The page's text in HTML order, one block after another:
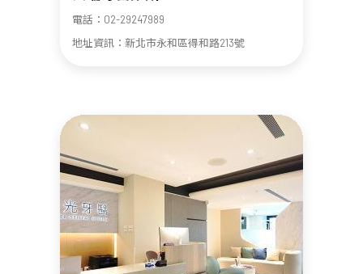
電話：02-29247989
地址資訊：新北市永和區得和路213號